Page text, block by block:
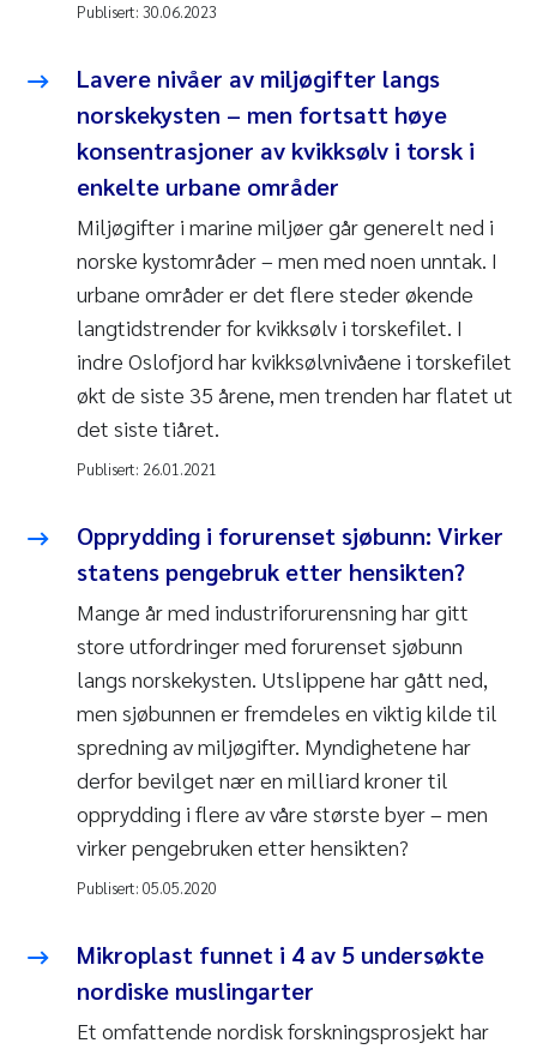
Publisert: 30.06.2023
Lavere nivåer av miljøgifter langs
norskekysten – men fortsatt høye
konsentrasjoner av kvikksølv i torsk i
enkelte urbane områder
Miljøgifter i marine miljøer går generelt ned i
norske kystområder – men med noen unntak. I
urbane områder er det flere steder økende
langtidstrender for kvikksølv i torskefilet. I
indre Oslofjord har kvikksølvnivåene i torskefilet
økt de siste 35 årene, men trenden har flatet ut
det siste tiåret.
Publisert: 26.01.2021
Opprydding i forurenset sjøbunn: Virker
statens pengebruk etter hensikten?
Mange år med industriforurensning har gitt
store utfordringer med forurenset sjøbunn
langs norskekysten. Utslippene har gått ned,
men sjøbunnen er fremdeles en viktig kilde til
spredning av miljøgifter. Myndighetene har
derfor bevilget nær en milliard kroner til
opprydding i flere av våre største byer – men
virker pengebruken etter hensikten?
Publisert: 05.05.2020
Mikroplast funnet i 4 av 5 undersøkte
nordiske muslingarter
Et omfattende nordisk forskningsprosjekt har